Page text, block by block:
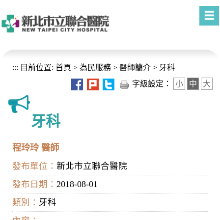
::: 目前位置: 首頁 > 為民服務 > 醫師簡介 > 牙科
字級設定：
小 中 大
牙科
程玲玲 醫師
發布單位： 新北市立聯合醫院
發布日期： 2018-08-01
類別： 牙科